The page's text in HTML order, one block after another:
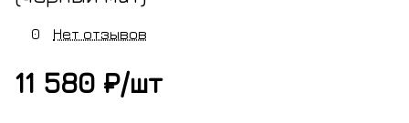
0 Нет отзывов
11 580 ₽/шт